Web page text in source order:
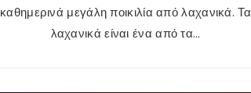
καθημερινά μεγάλη ποικιλία από λαχανικά. Τα
λαχανικά είναι ένα από τα…